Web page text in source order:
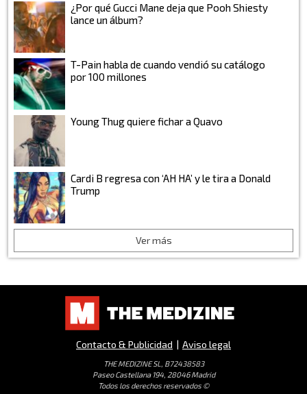
¿Por qué Gucci Mane deja que Pooh Shiesty
lance un álbum?
T-Pain habla de cuando vendió su catálogo
por 100 millones
Young Thug quiere fichar a Quavo
Cardi B regresa con ‘AH HA’ y le tira a Donald
Trump
Ver más
Contacto & Publicidad | Aviso legal
THE MEDIZINE SL, B72438583
Paseo Castellana 194, 28046 Madrid
Todos los derechos reservados ©